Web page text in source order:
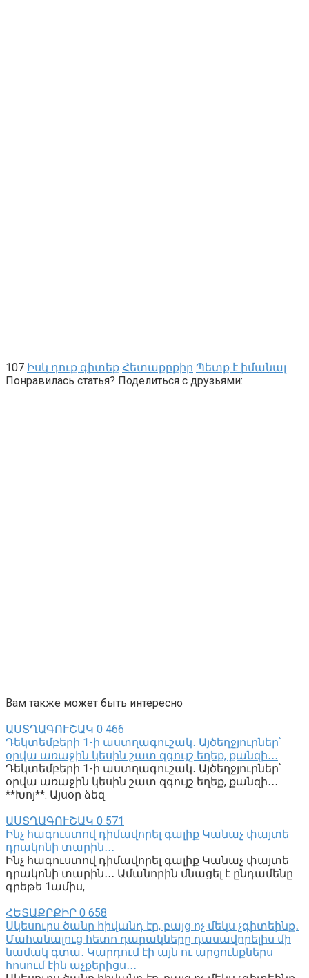
107 Իսկ դուք գիտեք Հետաքրքիր Պետք է իմանալ
Понравилась статья? Поделиться с друзьями:
Вам также может быть интересно
ԱՍՏՂԱԳՈՒՇԱԿ 0 466
Դեկտեմբերի 1-ի աստղագուշակ․ Այծեղջյուրներ՝
օրվա առաջին կեսին շատ զգույշ եղեք, քանզի․․․
Դեկտեմբերի 1-ի աստղագուշակ․ Այծեղջյուրներ՝
օրվա առաջին կեսին շատ զգույշ եղեք, քանզի․․․
**Խոյ**. Այսօր ձեզ
ԱՍՏՂԱԳՈՒՇԱԿ 0 571
Ինչ հագուստով դիմավորել գալիք Կանաչ փայտե
դրակոնի տարին․․․
Ինչ հագուստով դիմավորել գալիք Կանաչ փայտե
դրակոնի տարին․․․ Ամանորին մնացել է ընդամենը
գրեթե 1ամիս,
ՀԵՏԱՔՐՔԻՐ 0 658
Սկեսուրս ծանր հիվանդ էր, բայց ոչ մեկս չգիտեինք․
Մահանալուց հետո դարակները դասավորելիս մի
նամակ գտա․ Կարդում էի այն ու արցունքներս
հոսում էին աչքերիցս․․․